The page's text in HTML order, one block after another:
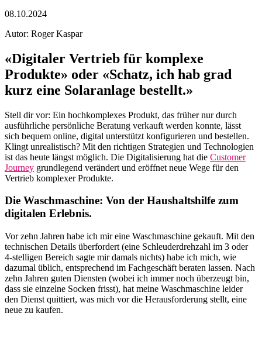
08.10.2024
Autor: Roger Kaspar
«Digitaler Vertrieb für komplexe
Produkte» oder «Schatz, ich hab grad
kurz eine Solaranlage bestellt.»
Stell dir vor: Ein hochkomplexes Produkt, das früher nur durch
ausführliche persönliche Beratung verkauft werden konnte, lässt
sich bequem online, digital unterstützt konfigurieren und bestellen.
Klingt unrealistisch? Mit den richtigen Strategien und Technologien
ist das heute längst möglich. Die Digitalisierung hat die Customer
Journey grundlegend verändert und eröffnet neue Wege für den
Vertrieb komplexer Produkte.
Die Waschmaschine: Von der Haushaltshilfe zum
digitalen Erlebnis.
Vor zehn Jahren habe ich mir eine Waschmaschine gekauft. Mit den
technischen Details überfordert (eine Schleuderdrehzahl im 3 oder
4-stelligen Bereich sagte mir damals nichts) habe ich mich, wie
dazumal üblich, entsprechend im Fachgeschäft beraten lassen. Nach
zehn Jahren guten Diensten (wobei ich immer noch überzeugt bin,
dass sie einzelne Socken frisst), hat meine Waschmaschine leider
den Dienst quittiert, was mich vor die Herausforderung stellt, eine
neue zu kaufen.